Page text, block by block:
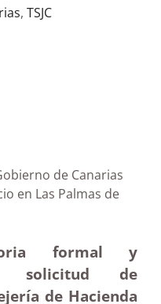
, TSJC
de Canarias
en Las Palmas de
formal y
solicitud de
de Hacienda